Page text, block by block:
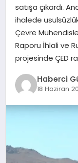
EĞITIM
SAĞLIK
TEKNOLOJI
satışa çıkardı.
ihalede
Çevre
Raporu İhlali ve
projesinde ÇED
Haberci
18 Haziran